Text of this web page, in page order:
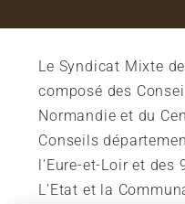
Le Syndicat Mixte
composé des
Normandie et du
Conseils
l'Eure-et-Loir et des
L'Etat et la